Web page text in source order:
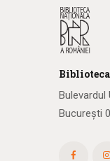
Biblioteca
Bulevardul
București